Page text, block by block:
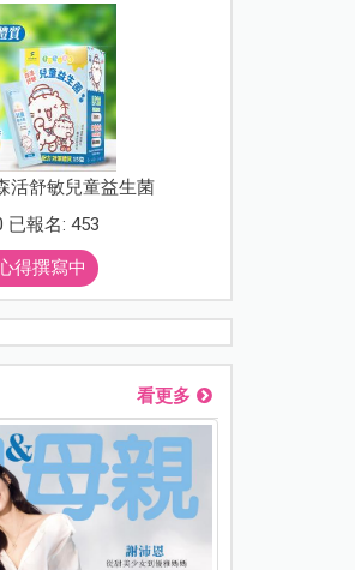
活舒敏兒童益生菌
已報名: 453
得撰寫中
看更多